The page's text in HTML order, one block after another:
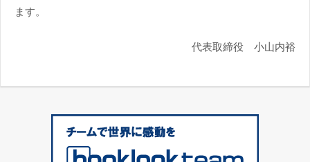
ます。
代表取締役 小山内裕